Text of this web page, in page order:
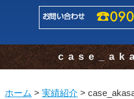
ホーム > 実績紹介 >